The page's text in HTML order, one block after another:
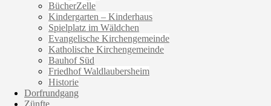
BücherZelle
Kindergarten – Kinderhaus
Spielplatz im Wäldchen
Evangelische Kirchengemeinde
Katholische Kirchengemeinde
Bauhof Süd
Friedhof Waldlaubersheim
Historie
Dorfrundgang